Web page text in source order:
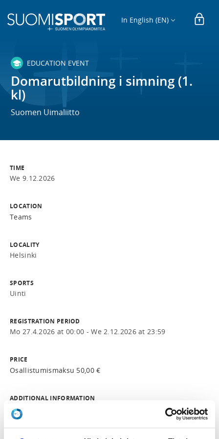
In English (EN)
EDUCATION EVENT
Domarutbildning i simning (1.
kl)
Suomen Uimaliitto
TIME
We 9.12.2026
LOCATION
Teams
LOCALITY
Helsinki
SPORTS
Uinti
REGISTRATION PERIOD
Mo 27.4.2026 at 00:00 - We 2.12.2026 at 23:59
PRICE
Osallistumismaksu 50,00 €
ADDITIONAL INFORMATION
Annimari Korhonen
koulutukset@uimaliitto.fi
044-5490339